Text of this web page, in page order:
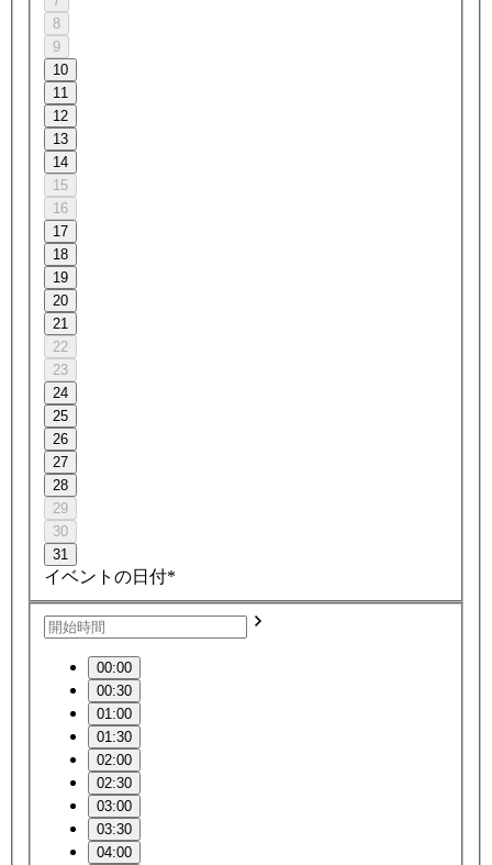
8
9
10
11
12
13
14
15
16
17
18
19
20
21
22
23
24
25
26
27
28
29
30
31
イベントの日付*
00:00
00:30
01:00
01:30
02:00
02:30
03:00
03:30
04:00